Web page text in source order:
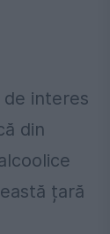
de interes
din
țară